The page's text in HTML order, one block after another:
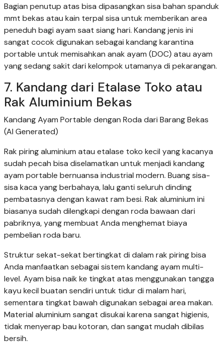
Bagian penutup atas bisa dipasangkan sisa bahan spanduk
mmt bekas atau kain terpal sisa untuk memberikan area
peneduh bagi ayam saat siang hari. Kandang jenis ini
sangat cocok digunakan sebagai kandang karantina
portable untuk memisahkan anak ayam (DOC) atau ayam
yang sedang sakit dari kelompok utamanya di pekarangan.
7. Kandang dari Etalase Toko atau
Rak Aluminium Bekas
Kandang Ayam Portable dengan Roda dari Barang Bekas
(AI Generated)
Rak piring aluminium atau etalase toko kecil yang kacanya
sudah pecah bisa diselamatkan untuk menjadi kandang
ayam portable bernuansa industrial modern. Buang sisa-
sisa kaca yang berbahaya, lalu ganti seluruh dinding
pembatasnya dengan kawat ram besi. Rak aluminium ini
biasanya sudah dilengkapi dengan roda bawaan dari
pabriknya, yang membuat Anda menghemat biaya
pembelian roda baru.
Struktur sekat-sekat bertingkat di dalam rak piring bisa
Anda manfaatkan sebagai sistem kandang ayam multi-
level. Ayam bisa naik ke tingkat atas menggunakan tangga
kayu kecil buatan sendiri untuk tidur di malam hari,
sementara tingkat bawah digunakan sebagai area makan.
Material aluminium sangat disukai karena sangat higienis,
tidak menyerap bau kotoran, dan sangat mudah dibilas
bersih.